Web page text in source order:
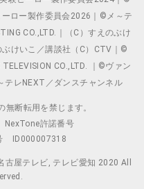
ロー製作委員会2026｜©メ～テ
CO.,LTD.｜（C）すえのぶけ
けいこ／講談社（C）CTV｜©
CO.,LTD. ｜©ヴァン
レNEXT／ダンスチャンネル
断転用を禁じます。
NexTone許諾番号
ID000007318
屋テレビ, テレビ愛知 2020 All